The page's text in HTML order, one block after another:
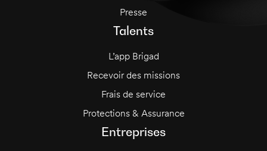
Presse
Talents
L’app Brigad
Recevoir des missions
Frais de service
Protections & Assurance
Entreprises